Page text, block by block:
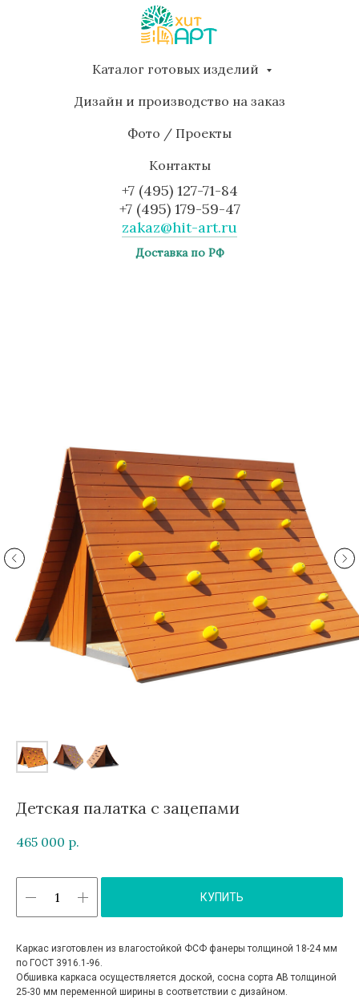
Каталог готовых изделий
Дизайн и производство на заказ
Фото / Проекты
Контакты
+7 (495) 127-71-84
+7 (495) 179-59-47
zakaz@hit-art.ru
Доставка по РФ
Детская палатка с зацепами
465 000 р.
КУПИТЬ
Каркас изготовлен из влагостойкой ФСФ фанеры толщиной 18-24 мм
по ГОСТ 3916.1-96.
Обшивка каркаса осуществляется доской, сосна сорта АВ толщиной
25-30 мм переменной ширины в соответствии с дизайном.